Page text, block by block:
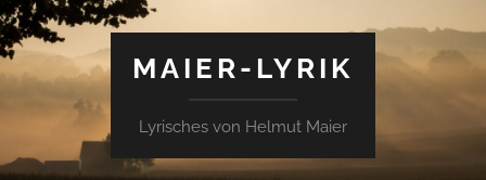
MAIER-LYRIK
Lyrisches von Helmut Maier